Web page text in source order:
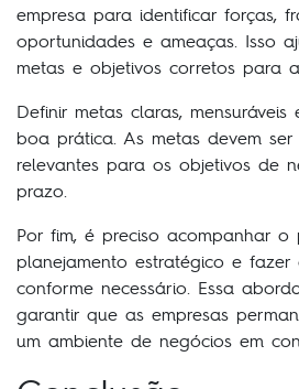
empresa para identificar forças,
oportunidades e ameaças. Isso
metas e objetivos corretos para
Definir metas claras,
boa prática. As metas devem ser
relevantes para os objetivos de
prazo.
Por fim, é preciso acompanhar o
planejamento estratégico e fazer
conforme necessário. Essa
garantir que as empresas
um ambiente de negócios em